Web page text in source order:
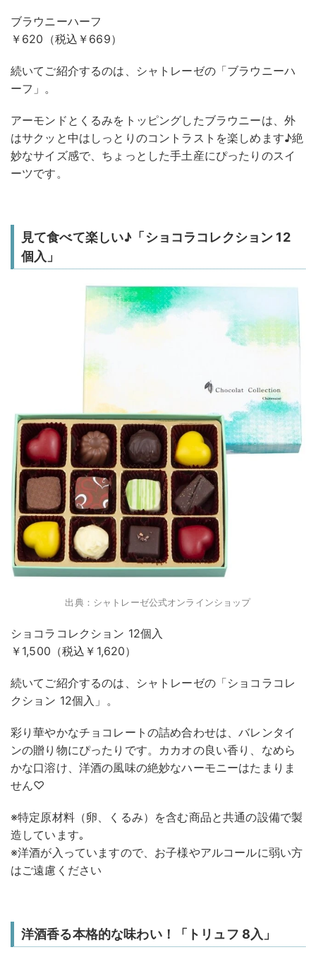
ブラウニーハーフ
￥620（税込￥669）
続いてご紹介するのは、シャトレーゼの「ブラウニーハ
ーフ」。
アーモンドとくるみをトッピングしたブラウニーは、外
はサクッと中はしっとりのコントラストを楽しめます♪絶
妙なサイズ感で、ちょっとした手土産にぴったりのスイ
ーツです。
見て食べて楽しい♪「ショコラコレクション 12
個入」
出典：シャトレーゼ公式オンラインショップ
ショコラコレクション 12個入
￥1,500（税込￥1,620）
続いてご紹介するのは、シャトレーゼの「ショコラコレ
クション 12個入」。
彩り華やかなチョコレートの詰め合わせは、バレンタイ
ンの贈り物にぴったりです。カカオの良い香り、なめら
かな口溶け、洋酒の風味の絶妙なハーモニーはたまりま
せん♡
※特定原材料（卵、くるみ）を含む商品と共通の設備で製
造しています｡
※洋酒が入っていますので、お子様やアルコールに弱い方
はご遠慮ください
洋酒香る本格的な味わい！「トリュフ 8入」